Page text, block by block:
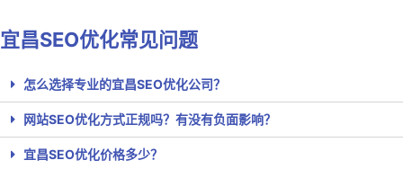
宜昌SEO优化常见问题
怎么选择专业的宜昌SEO优化公司？
网站SEO优化方式正规吗？有没有负面影响？
宜昌SEO优化价格多少？